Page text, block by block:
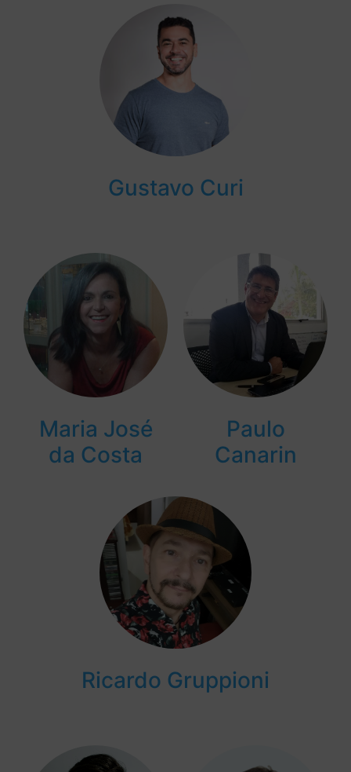
Gustavo Curi
Maria José
da Costa
Paulo
Canarin
Ricardo Gruppioni